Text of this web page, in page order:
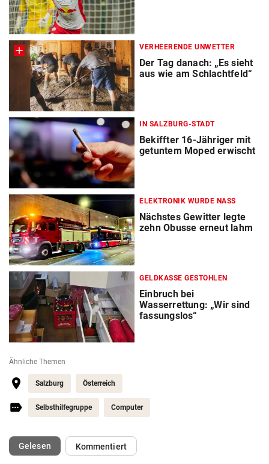
VERHEERENDE UNWETTER
Der Tag danach: „Es sieht
aus wie am Schlachtfeld“
IN SALZBURG-STADT
Bekiffter 16-Jähriger mit
getuntem Moped erwischt
ELEKTRONIK WURDE NASS
Nächstes Gewitter legte
zehn Obusse erneut lahm
GELDKASSE GESTOHLEN
Einbruch bei
Wasserrettung: „Wir sind
fassungslos“
Ähnliche Themen
Salzburg Österreich
Selbsthilfegruppe Computer
Gelesen(ausgewählt)Kommentiert